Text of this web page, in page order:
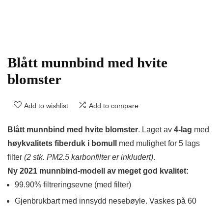
Blått munnbind med hvite
blomster
Add to wishlist Add to compare
Blått munnbind med hvite blomster. Laget av 4-lag med
høykvalitets fiberduk i bomull
med mulighet for 5 lags
filter (2 stk. PM2.5 karbonfilter er inkludert).
Ny 2021 munnbind-modell av meget god kvalitet:
99.90% filtreringsevne (med filter)
Gjenbrukbart med innsydd nesebøyle. Vaskes på 60